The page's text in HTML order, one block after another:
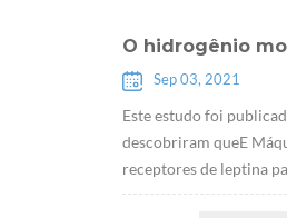
O hidrogênio
Sep 03, 2021
Este estudo foi
descobriram queE
receptores de leptina